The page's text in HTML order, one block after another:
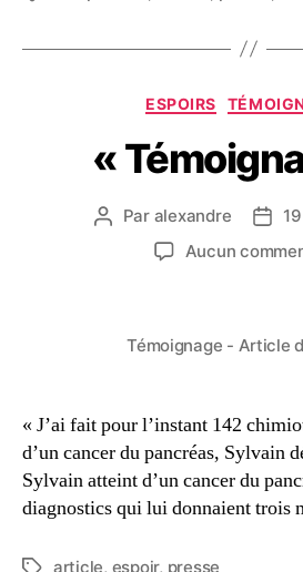
ESPOIRS
«
Par alexandre
Aucun
Témoignage - Article
« J’ai fait pour l’instant 142
d’un cancer du pancréas, Sylvain
Sylvain atteint d’un cancer du
diagnostics qui lui donnaient
article, espoir, presse